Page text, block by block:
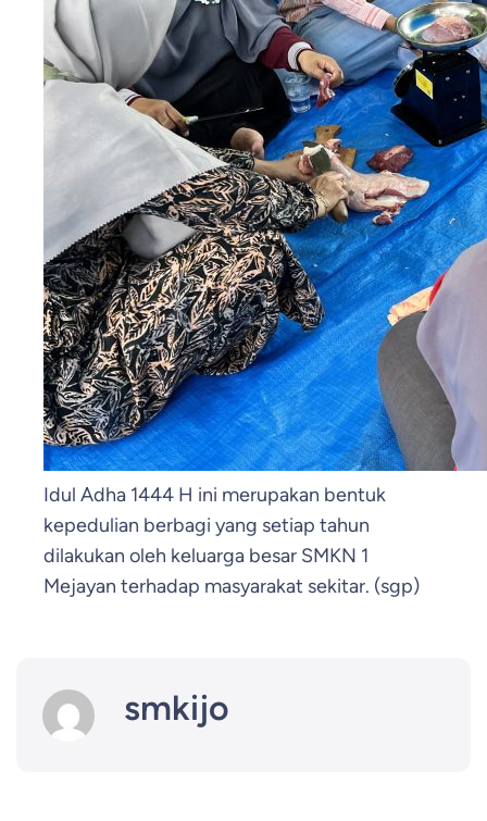
Idul Adha 1444 H ini merupakan bentuk
kepedulian berbagi yang setiap tahun
dilakukan oleh keluarga besar SMKN 1
Mejayan terhadap masyarakat sekitar. (sgp)
smkijo